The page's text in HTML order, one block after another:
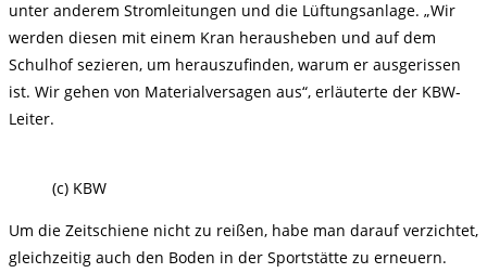
unter anderem Stromleitungen und die Lüftungsanlage. „Wir
werden diesen mit einem Kran herausheben und auf dem
Schulhof sezieren, um herauszufinden, warum er ausgerissen
ist. Wir gehen von Materialversagen aus“, erläuterte der KBW-
Leiter.
(c) KBW
Um die Zeitschiene nicht zu reißen, habe man darauf verzichtet,
gleichzeitig auch den Boden in der Sportstätte zu erneuern.